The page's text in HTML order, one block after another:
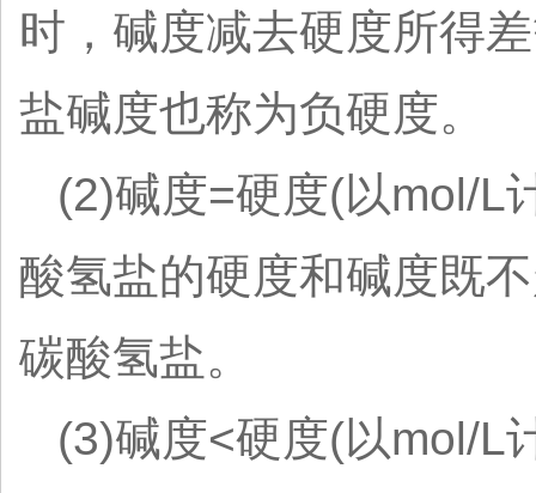
时，碱度减去硬度所得
盐碱度也称为负硬度。
(2)碱度=硬度(以mol/L
酸氢盐的硬度和碱度既
碳酸氢盐。
(3)碱度<硬度(以mol/L